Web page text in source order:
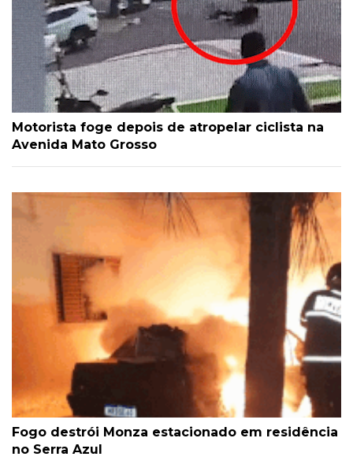
Motorista foge depois de atropelar ciclista na
Avenida Mato Grosso
Fogo destrói Monza estacionado em residência
no Serra Azul